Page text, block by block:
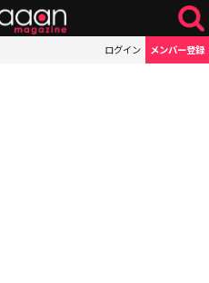
ログイン メンバー登録